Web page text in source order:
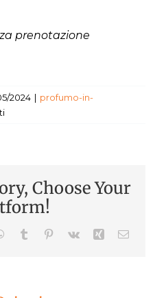
prenotazione
2024 | profumo-in-
su
Choose Your
WhatsApp
Tumblr Pinterest
Vk Xing Email